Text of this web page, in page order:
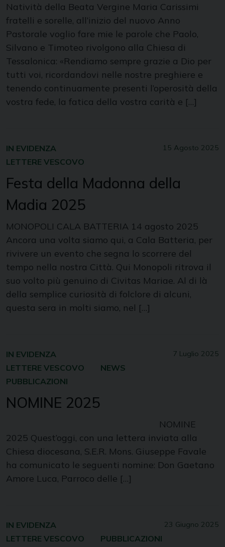
Natività della Beata Vergine Maria Carissimi
fratelli e sorelle, all’inizio del nuovo Anno
Pastorale voglio fare mie le parole che Paolo,
Silvano e Timoteo rivolgono alla Chiesa di
Tessalonica: «Rendiamo sempre grazie a Dio per
tutti voi, ricordandovi nelle nostre preghiere e
tenendo continuamente presenti l’operosità della
vostra fede, la fatica della vostra carità e […]
15 Agosto 2025
IN EVIDENZA
LETTERE VESCOVO
Festa della Madonna della
Madia 2025
MONOPOLI CALA BATTERIA 14 agosto 2025
Ancora una volta siamo qui, a Cala Batteria, per
rivivere un evento che segna lo scorrere del
tempo nella nostra Città. Qui Monopoli ritrova il
suo volto più genuino di Civitas Mariae. Al di là
della semplice curiosità di folclore di alcuni,
questa sera in molti siamo, nel […]
7 Luglio 2025
IN EVIDENZA
LETTERE VESCOVO
NEWS
PUBBLICAZIONI
NOMINE 2025
NOMINE
2025 Quest’oggi, con una lettera inviata alla
Chiesa diocesana, S.E.R. Mons. Giuseppe Favale
ha comunicato le seguenti nomine: Don Gaetano
Amore Luca, Parroco delle […]
23 Giugno 2025
IN EVIDENZA
LETTERE VESCOVO
PUBBLICAZIONI